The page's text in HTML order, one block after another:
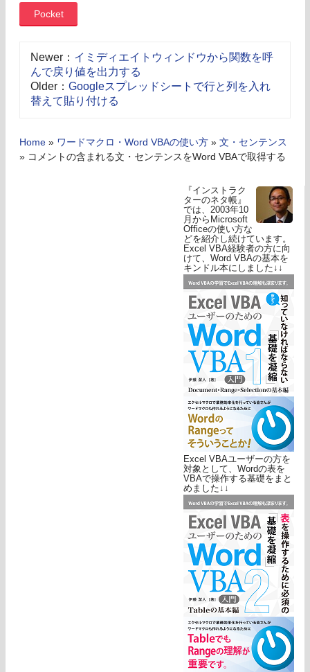
Pocket
Newer： イミディエイトウィンドウから関数を呼
んで戻り値を出力する
Older： Googleスプレッドシートで行と列を入れ
替えて貼り付ける
Home » ワードマクロ・Word VBAの使い方 » 文・センテンス
» コメントの含まれる文・センテンスをWord VBAで取得する
『インストラク
ターのネタ帳』
では、2003年10
月からMicrosoft
Officeの使い方な
どを紹介し続けています。
Excel VBA経験者の方に向
けて、Word VBAの基本を
キンドル本にしました↓↓
Excel VBAユーザーの方を
対象として、Wordの表を
VBAで操作する基礎をまと
めました↓↓